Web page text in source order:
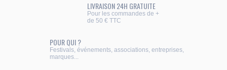
LIVRAISON 24H GRATUITE
Pour les commandes de +
de 50 € TTC
POUR QUI ?
Festivals, événements, associations, entreprises,
marques...